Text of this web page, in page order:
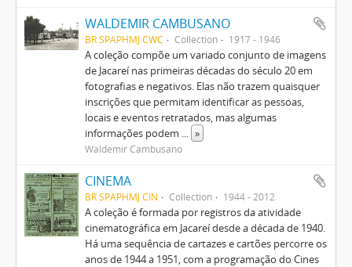
WALDEMIR CAMBUSANO
BR SPAPHMJ CWC Collection 1917 - 1946
A coleção compõe um variado conjunto de imagens
de Jacareí nas primeiras décadas do século 20 em
fotografias e negativos. Elas não trazem quaisquer
inscrições que permitam identificar as pessoas,
locais e eventos retratados, mas algumas
informações podem ... »
Waldemir Cambusano
CINEMA
BR SPAPHMJ CIN Collection 1944 - 2012
A coleção é formada por registros da atividade
cinematográfica em Jacareí desde a década de 1940.
Há uma sequência de cartazes e cartões percorre os
anos de 1944 a 1951, com a programação do Cines